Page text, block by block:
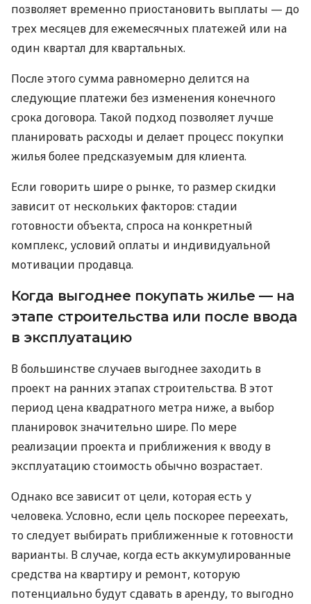
позволяет временно приостановить выплаты — до
трех месяцев для ежемесячных платежей или на
один квартал для квартальных.
После этого сумма равномерно делится на
следующие платежи без изменения конечного
срока договора. Такой подход позволяет лучше
планировать расходы и делает процесс покупки
жилья более предсказуемым для клиента.
Если говорить шире о рынке, то размер скидки
зависит от нескольких факторов: стадии
готовности объекта, спроса на конкретный
комплекс, условий оплаты и индивидуальной
мотивации продавца.
Когда выгоднее покупать жилье — на
этапе строительства или после ввода
в эксплуатацию
В большинстве случаев выгоднее заходить в
проект на ранних этапах строительства. В этот
период цена квадратного метра ниже, а выбор
планировок значительно шире. По мере
реализации проекта и приближения к вводу в
эксплуатацию стоимость обычно возрастает.
Однако все зависит от цели, которая есть у
человека. Условно, если цель поскорее переехать,
то следует выбирать приближенные к готовности
варианты. В случае, когда есть аккумулированные
средства на квартиру и ремонт, которую
потенциально будут сдавать в аренду, то выгодно